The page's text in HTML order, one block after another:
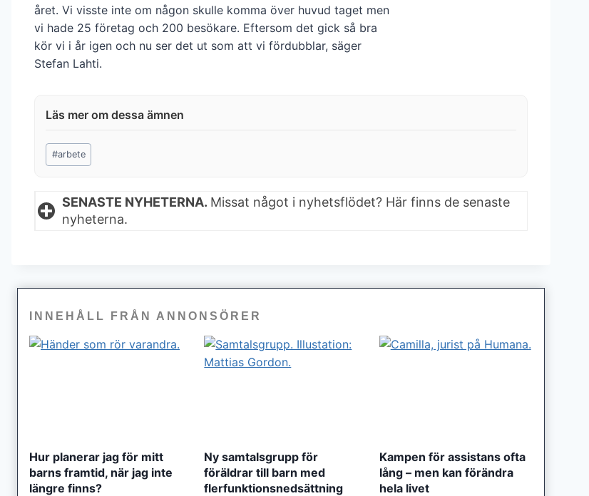
året. Vi visste inte om någon skulle komma över huvud taget men
vi hade 25 företag och 200 besökare. Eftersom det gick så bra
kör vi i år igen och nu ser det ut som att vi fördubblar, säger
Stefan Lahti.
Post
Tags:
#arbete
SENASTE NYHETERNA. Missat något i nyhetsflödet? Här finns de senaste
nyheterna.
INNEHÅLL FRÅN ANNONSÖRER
Hur planerar jag för mitt
barns framtid, när jag inte
längre finns?
Ny samtalsgrupp för
föräldrar till barn med
flerfunktionsnedsättning
Kampen för assistans ofta
lång – men kan förändra
hela livet